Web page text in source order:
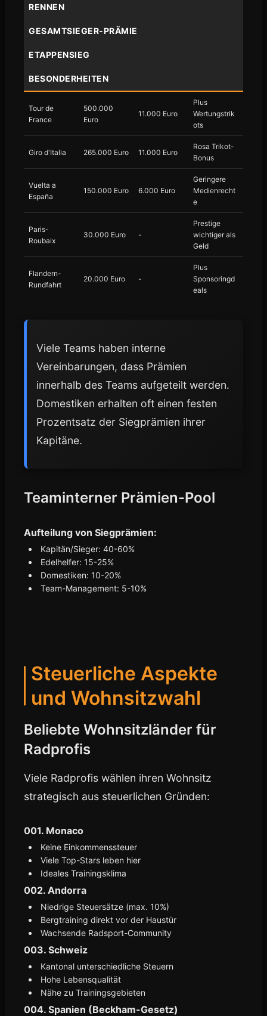
RENNEN
GESAMTSIEGER-PRÄMIE
ETAPPENSIEG
BESONDERHEITEN
Tour de
France
500.000
Euro
11.000 Euro
Plus
Wertungstrik
ots
Giro d'Italia 265.000 Euro 11.000 Euro
Rosa Trikot-
Bonus
Vuelta a
España
150.000 Euro 6.000 Euro
Geringere
Medienrecht
e
Paris-
Roubaix
30.000 Euro -
Prestige
wichtiger als
Geld
Flandern-
Rundfahrt
20.000 Euro -
Plus
Sponsoringd
eals
Viele Teams haben interne
Vereinbarungen, dass Prämien
innerhalb des Teams aufgeteilt werden.
Domestiken erhalten oft einen festen
Prozentsatz der Siegprämien ihrer
Kapitäne.
Teaminterner Prämien-Pool
Aufteilung von Siegprämien:
Kapitän/Sieger: 40-60%
Edelhelfer: 15-25%
Domestiken: 10-20%
Team-Management: 5-10%
Steuerliche Aspekte
und Wohnsitzwahl
Beliebte Wohnsitzländer für
Radprofis
Viele Radprofis wählen ihren Wohnsitz
strategisch aus steuerlichen Gründen:
001. Monaco
Keine Einkommenssteuer
Viele Top-Stars leben hier
Ideales Trainingsklima
002. Andorra
Niedrige Steuersätze (max. 10%)
Bergtraining direkt vor der Haustür
Wachsende Radsport-Community
003. Schweiz
Kantonal unterschiedliche Steuern
Hohe Lebensqualität
Nähe zu Trainingsgebieten
004. Spanien (Beckham-Gesetz)